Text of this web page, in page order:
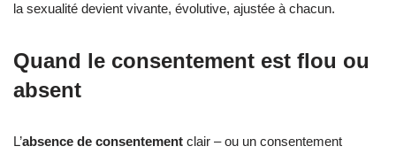
la sexualité devient vivante, évolutive, ajustée à chacun.
Quand le consentement est flou ou
absent
L’absence de consentement clair – ou un consentement